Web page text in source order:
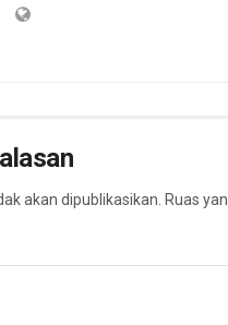
akan dipublikasikan. Ruas